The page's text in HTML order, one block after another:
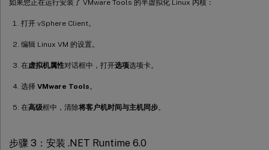
如果您正在运行安装了 VMware Tools 的半虚拟化 Linux 内核：
打开 vSphere Client。
编辑 Linux VM 的设置。
在虚拟机属性对话框中，打开选项选项卡。
选择 VMware Tools 。
在高级框中，清除将客户机时间与主机同步。
步骤 3：安装 .NET Runtime 6.0